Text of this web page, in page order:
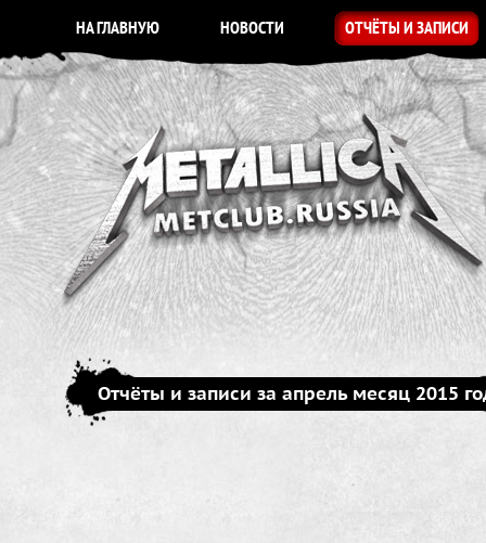
НА ГЛАВНУЮ НОВОСТИ ОТЧЁТЫ И ЗАПИСИ
Отчёты и записи за апрель месяц 2015